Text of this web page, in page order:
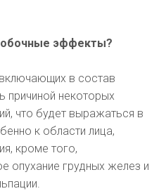
эффекты?
в состав
причиной некоторых
что будет выражаться в
к области лица,
кроме того,
опухание грудных желез и